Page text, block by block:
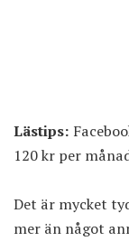
Lästips:
120 kr per
Det är mycket
mer än något